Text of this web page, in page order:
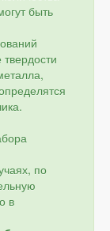
быть
по
в